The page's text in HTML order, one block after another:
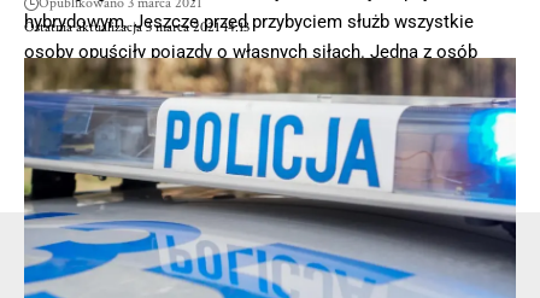
hybrydowym. Jeszcze przed przybyciem służb wszystkie
osoby opuściły pojazdy o własnych siłach. Jedna z osób
została przetransportowana do szpitala – informuje portal
wlkp112.pl rzecznik prasowy Komendy Powiatowej
Państwowej Straży Pożarnej w Wolsztynie asp Waldemar
Wielgosz
- Reklama -
Ostatnia aktualizacja 3 marca 2021 14:13